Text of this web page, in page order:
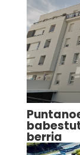
berria